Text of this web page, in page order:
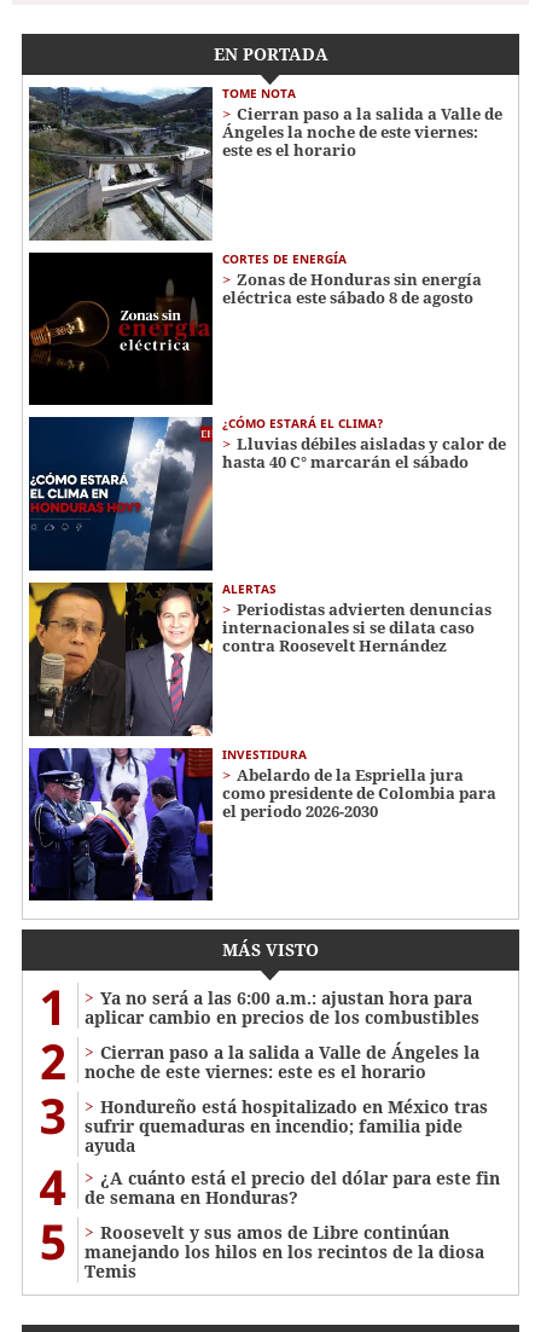
EN PORTADA
TOME NOTA
Cierran paso a la salida a Valle de
Ángeles la noche de este viernes:
este es el horario
CORTES DE ENERGÍA
Zonas de Honduras sin energía
eléctrica este sábado 8 de agosto
¿CÓMO ESTARÁ EL CLIMA?
Lluvias débiles aisladas y calor de
hasta 40 C° marcarán el sábado
ALERTAS
Periodistas advierten denuncias
internacionales si se dilata caso
contra Roosevelt Hernández
INVESTIDURA
Abelardo de la Espriella jura
como presidente de Colombia para
el periodo 2026-2030
MÁS VISTO
1
Ya no será a las 6:00 a.m.: ajustan hora para
aplicar cambio en precios de los combustibles
2
Cierran paso a la salida a Valle de Ángeles la
noche de este viernes: este es el horario
3
Hondureño está hospitalizado en México tras
sufrir quemaduras en incendio; familia pide
ayuda
4
¿A cuánto está el precio del dólar para este fin
de semana en Honduras?
5
Roosevelt y sus amos de Libre continúan
manejando los hilos en los recintos de la diosa
Temis